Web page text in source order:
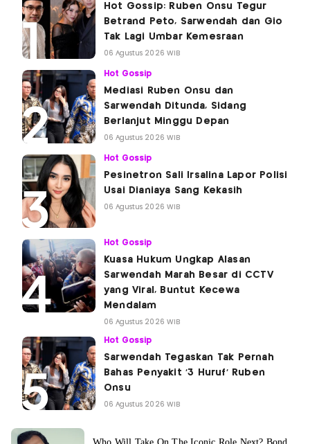
Hot Gossip: Ruben Onsu Tegur
Betrand Peto, Sarwendah dan Gio
Tak Lagi Umbar Kemesraan
06 Agustus 2026 WIB
Hot Gossip
Mediasi Ruben Onsu dan
Sarwendah Ditunda, Sidang
Berlanjut Minggu Depan
06 Agustus 2026 WIB
Hot Gossip
Pesinetron Sali Irsalina Lapor Polisi
Usai Dianiaya Sang Kekasih
06 Agustus 2026 WIB
Hot Gossip
Kuasa Hukum Ungkap Alasan
Sarwendah Marah Besar di CCTV
yang Viral, Buntut Kecewa
Mendalam
06 Agustus 2026 WIB
Hot Gossip
Sarwendah Tegaskan Tak Pernah
Bahas Penyakit '3 Huruf' Ruben
Onsu
06 Agustus 2026 WIB